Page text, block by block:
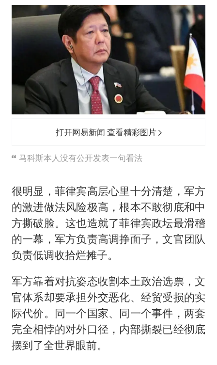
打开网易新闻 查看精彩图片
马科斯本人没有公开发表一句看法
很明显，菲律宾高层心里十分清楚，军方
的激进做法风险极高，根本不敢彻底和中
方撕破脸。这也造就了菲律宾政坛最滑稽
的一幕，军方负责高调挣面子，文官团队
负责低调收拾烂摊子。
军方靠着对抗姿态收割本土政治选票，文
官体系却要承担外交恶化、经贸受损的实
际代价。同一个国家、同一个事件，两套
完全相悖的对外口径，内部撕裂已经彻底
摆到了全世界眼前。